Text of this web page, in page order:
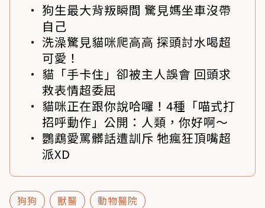
狗生最大背叛瞬間 驚見媽坐車沒帶
自己
洗澡驚見貓咪爬高高 探頭討水喝超
可愛！
貓「手卡住」卻被主人誤會 回頭求
救表情超委屈
貓咪正在跟你說哈囉！4種「喵式打
招呼動作」公開：人類，你好啊～
鸚鵡愛罵髒話遭訓斥 牠瘋狂頂嘴超
派XD
狗狗 獸醫 動物醫院